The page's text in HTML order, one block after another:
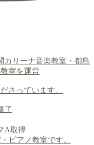
カリーナ音楽教室・都島
室を運営
さっています。
了
A取得
ピアノ教室です。